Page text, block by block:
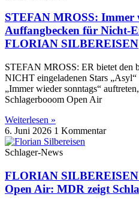
STEFAN MROSS: Immer
Auffangbecken für Nicht-
FLORIAN SILBEREISEN
STEFAN MROSS: ER bietet
NICHT eingeladenen Stars
„Immer wieder sonntags“
Schlagerbooom Open Air
Weiterlesen »
6. Juni 2026 1 Kommentar
Schlager-News
FLORIAN
Open Air: MDR zeigt